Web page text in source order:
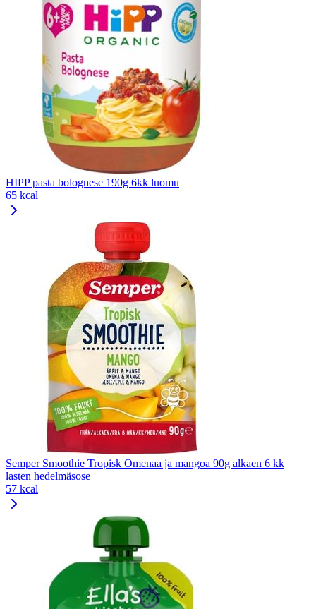
HIPP pasta bolognese 190g 6kk luomu
65 kcal
Semper Smoothie Tropisk Omenaa ja mangoa 90g alkaen 6 kk
lasten hedelmäsose
57 kcal